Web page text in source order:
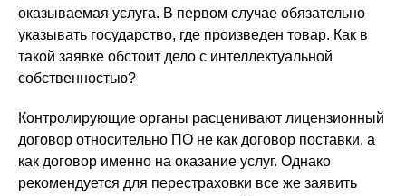
оказываемая услуга. В первом случае обязательно
указывать государство, где произведен товар. Как в
такой заявке обстоит дело с интеллектуальной
собственностью?
Контролирующие органы расценивают лицензионный
договор относительно ПО не как договор поставки, а
как договор именно на оказание услуг. Однако
рекомендуется для перестраховки все же заявить